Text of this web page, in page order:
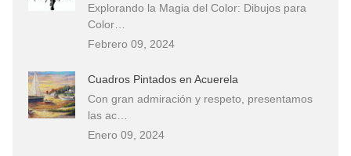
Explorando la Magia del Color: Dibujos para
Color…
Febrero 09, 2024
Cuadros Pintados en Acuerela
Con gran admiración y respeto, presentamos
las ac…
Enero 09, 2024